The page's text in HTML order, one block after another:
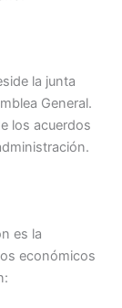
la junta
General.
los acuerdos
es la
económicos